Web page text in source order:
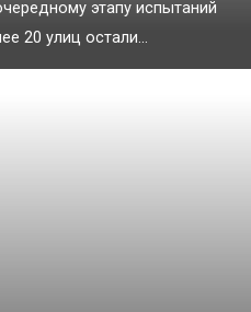
этапу испытаний
20 улиц остали...